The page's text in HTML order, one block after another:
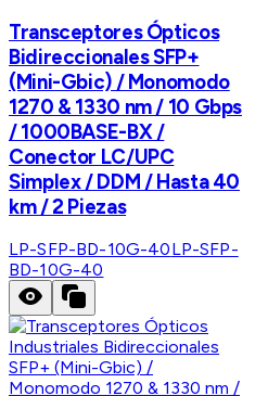
Transceptores Ópticos
Bidireccionales SFP+
(Mini-Gbic) / Monomodo
1270 & 1330 nm / 10 Gbps
/ 1000BASE-BX /
Conector LC/UPC
Simplex / DDM / Hasta 40
km / 2 Piezas
LP-SFP-BD-10G-40LP-SFP-
BD-10G-40